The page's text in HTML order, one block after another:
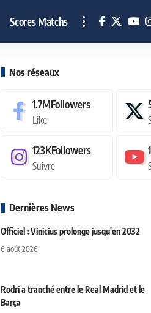
Scores Matchs
Nos réseaux
1.7MFollowers
Like
123KFollowers
Suivre
Dernières News
Officiel : Vinicius prolonge jusqu'en 2032
6 août 2026
Rodri a tranché entre le Real Madrid et le
Barça